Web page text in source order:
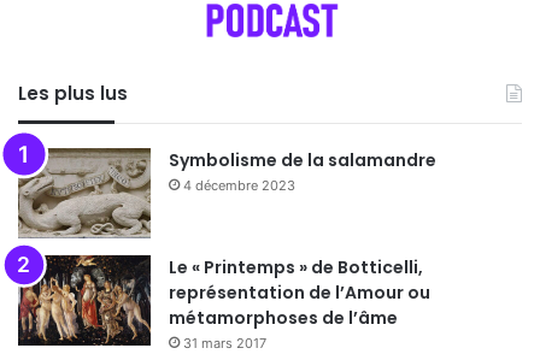
Les plus lus
Symbolisme de la salamandre
4 décembre 2023
Le « Printemps » de Botticelli,
représentation de l’Amour ou
métamorphoses de l’âme
31 mars 2017